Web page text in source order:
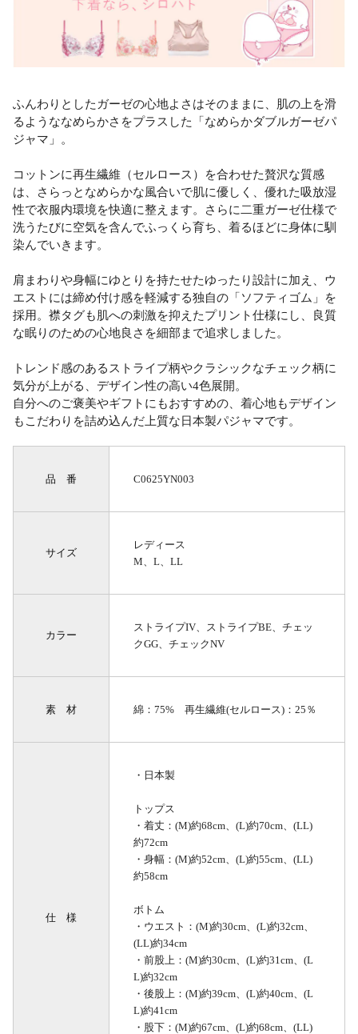
ふんわりとしたガーゼの心地よさはそのままに、肌の上を滑
るようななめらかさをプラスした「なめらかダブルガーゼパ
ジャマ」。
コットンに再生繊維（セルロース）を合わせた贅沢な質感
は、さらっとなめらかな風合いで肌に優しく、優れた吸放湿
性で衣服内環境を快適に整えます。さらに二重ガーゼ仕様で
洗うたびに空気を含んでふっくら育ち、着るほどに身体に馴
染んでいきます。
肩まわりや身幅にゆとりを持たせたゆったり設計に加え、ウ
エストには締め付け感を軽減する独自の「ソフティゴム」を
採用。襟タグも肌への刺激を抑えたプリント仕様にし、良質
な眠りのための心地良さを細部まで追求しました。
トレンド感のあるストライプ柄やクラシックなチェック柄に
気分が上がる、デザイン性の高い4色展開。
自分へのご褒美やギフトにもおすすめの、着心地もデザイン
もこだわりを詰め込んだ上質な日本製パジャマです。
品 番 C0625YN003
サイズ
レディース
M、L、LL
カラー
ストライプIV、ストライプBE、チェッ
クGG、チェックNV
素 材 綿：75% 再生繊維(セルロース)：25％
仕 様
・日本製
トップス
・着丈：(M)約68cm、(L)約70cm、(LL)
約72cm
・身幅：(M)約52cm、(L)約55cm、(LL)
約58cm
ボトム
・ウエスト：(M)約30cm、(L)約32cm、
(LL)約34cm
・前股上：(M)約30cm、(L)約31cm、(L
L)約32cm
・後股上：(M)約39cm、(L)約40cm、(L
L)約41cm
・股下：(M)約67cm、(L)約68cm、(LL)